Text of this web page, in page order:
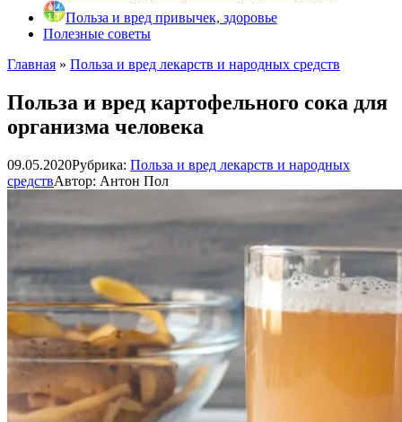
Польза и вред привычек, здоровье
Полезные советы
Главная » Польза и вред лекарств и народных средств
Польза и вред картофельного сока для
организма человека
09.05.2020Рубрика: Польза и вред лекарств и народных
средствАвтор: Антон Пол